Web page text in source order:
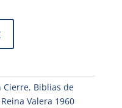
Cierre, Biblias de
Reina Valera 1960